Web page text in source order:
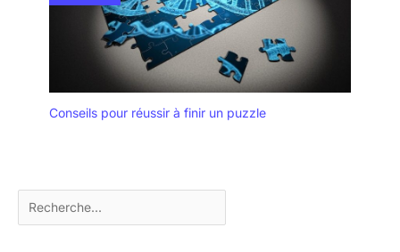
Conseils pour réussir à finir un puzzle